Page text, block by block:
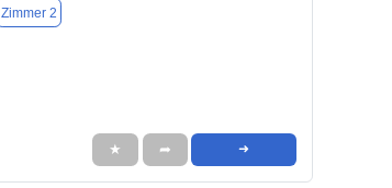
Zimmer 2
★ ➦ ➜